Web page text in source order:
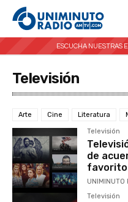
ESCUCHA NUESTRAS
Televisión
Arte Cine Literatura
Televisión
de
favorito
UNIMINUTO
Televisión